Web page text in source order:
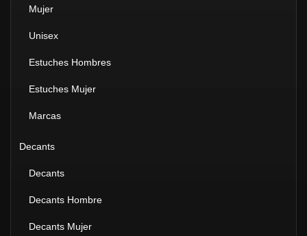
Mujer
Unisex
Estuches Hombres
Estuches Mujer
Marcas
Decants
Decants
Decants Hombre
Decants Mujer